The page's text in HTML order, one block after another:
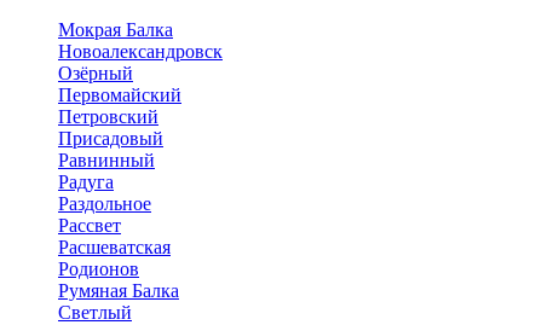
Мокрая Балка
Новоалександровск
Озёрный
Первомайский
Петровский
Присадовый
Равнинный
Радуга
Раздольное
Рассвет
Расшеватская
Родионов
Румяная Балка
Светлый